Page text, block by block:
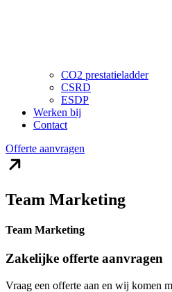
CO2 prestatieladder
CSRD
ESDP
Werken bij
Contact
Offerte aanvragen
Team Marketing
Team Marketing
Zakelijke offerte aanvragen
Vraag een offerte aan en wij komen